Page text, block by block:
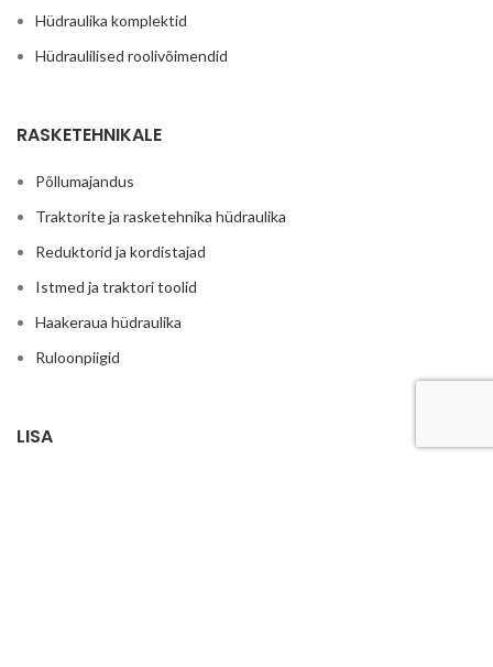
Hüdraulika komplektid
Hüdraulilised roolivõimendid
RASKETEHNIKALE
Põllumajandus
Traktorite ja rasketehnika hüdraulika
Reduktorid ja kordistajad
Istmed ja traktori toolid
Haakeraua hüdraulika
Ruloonpiigid
LISA